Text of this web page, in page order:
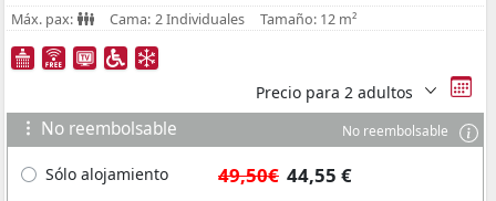
Máx. pax: Cama: 2 Individuales Tamaño: 12 m²
Precio para 2 adultos
No reembolsable No reembolsable
Sólo alojamiento 49,50€ 44,55 €